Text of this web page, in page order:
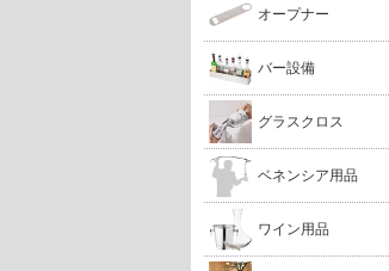
オープナー
バー設備
グラスクロス
ベネンシア用品
ワイン用品